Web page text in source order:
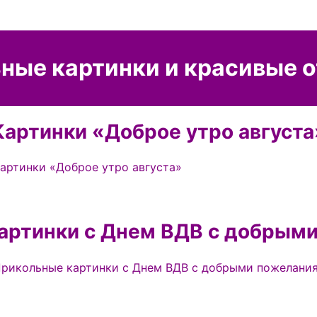
картинки и красивые
«Доброе утро
с Днем ВДВ с